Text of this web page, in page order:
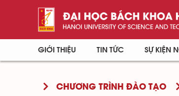
GIỚI THIỆU TIN TỨC SỰ KIỆN
CHƯƠNG TRÌNH ĐÀO TẠO